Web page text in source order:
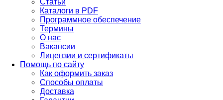
Статьи
Каталоги в PDF
Программное обеспечение
Термины
О нас
Вакансии
Лицензии и сертификаты
Помощь по сайту
Как оформить заказ
Способы оплаты
Доставка